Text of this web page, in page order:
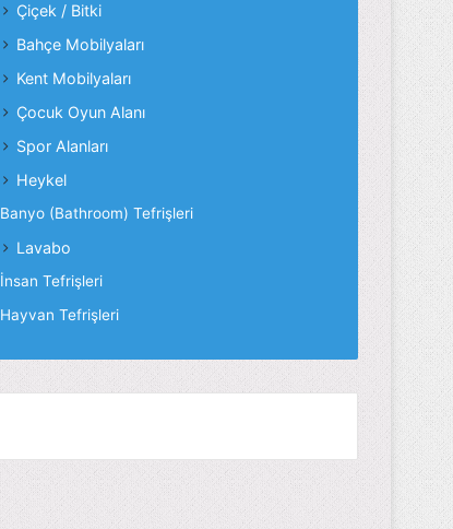
Çiçek / Bitki
Bahçe Mobilyaları
Kent Mobilyaları
Çocuk Oyun Alanı
Spor Alanları
Heykel
Banyo (Bathroom) Tefrişleri
Lavabo
İnsan Tefrişleri
Hayvan Tefrişleri